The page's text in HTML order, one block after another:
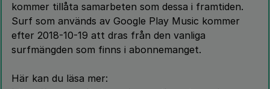
kommer tillåta samarbeten som dessa i framtiden.
Surf som används av Google Play Music kommer
efter 2018-10-19 att dras från den vanliga
surfmängden som finns i abonnemanget.
Här kan du läsa mer: